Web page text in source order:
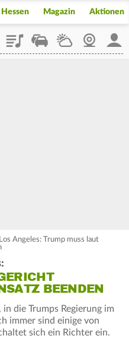
Magazin Aktionen
PlaylistStaupilotWetterWebcam
Angeles: Trump muss laut
BEENDEN
die Trumps Regierung im
immer sind einige von
sich ein Richter ein.